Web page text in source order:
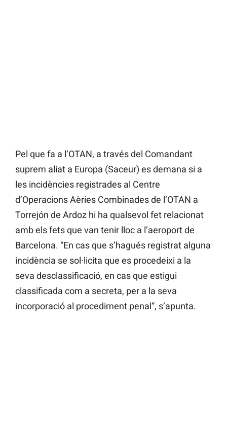
Pel que fa a l’OTAN, a través del Comandant
suprem aliat a Europa (Saceur) es demana si a
les incidències registrades al Centre
d’Operacions Aèries Combinades de l’OTAN a
Torrejón de Ardoz hi ha qualsevol fet relacionat
amb els fets que van tenir lloc a l’aeroport de
Barcelona. “En cas que s’hagués registrat alguna
incidència se sol·licita que es procedeixi a la
seva desclassificació, en cas que estigui
classificada com a secreta, per a la seva
incorporació al procediment penal”, s’apunta.